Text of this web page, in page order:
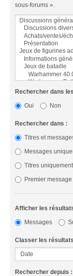
sous-forums ».
Rechercher dans
Oui
Non
Rechercher dans :
Titres et
Messages
Titres uniquement
Premier
Afficher les
Messages
Classer les
Rechercher depuis :